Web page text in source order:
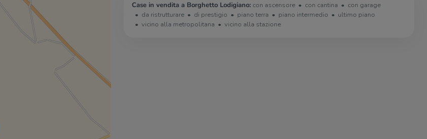
Case in vendita a Borghetto Lodigiano: con ascensore con cantina
con garage
da ristrutturare
di prestigio piano terra piano intermedio
ultimo piano
vicino alla metropolitana
vicino alla stazione